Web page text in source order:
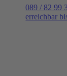
089 / 82 99
erreichbar